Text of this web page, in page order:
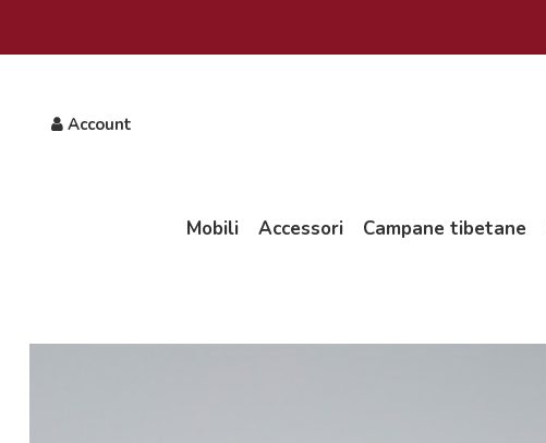
Account
Mobili Accessori Campane tibetane